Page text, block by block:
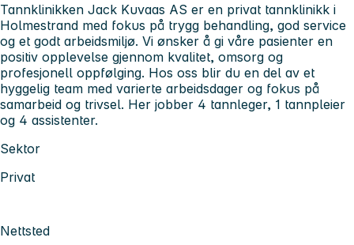
Tannklinikken Jack Kuvaas AS er en privat tannklinikk i
Holmestrand med fokus på trygg behandling, god service
og et godt arbeidsmiljø. Vi ønsker å gi våre pasienter en
positiv opplevelse gjennom kvalitet, omsorg og
profesjonell oppfølging. Hos oss blir du en del av et
hyggelig team med varierte arbeidsdager og fokus på
samarbeid og trivsel. Her jobber 4 tannleger, 1 tannpleier
og 4 assistenter.
Sektor
Privat
Nettsted